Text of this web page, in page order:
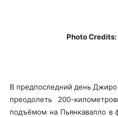
Photo
В предпоследний день
преодолеть 200-
подъёмом на Пьянкавалло в